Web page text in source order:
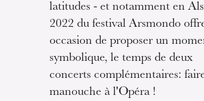
latitudes - et notamment en
2022 du festival Arsmondo
occasion de proposer un
symbolique, le temps de deux
concerts complémentaires:
manouche à l'Opéra !